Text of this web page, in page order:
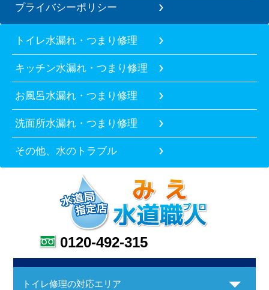
プライバシーポリシー
トイレ水漏れ・つまり修理
キッチン水漏れ・つまり修理
お風呂水漏れ・つまり修理
洗面所水漏れ・つまり修理
その他、水のトラブル
0120-492-315
トイレ修理の対応エリア